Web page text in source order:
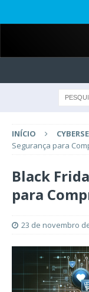
INÍCIO
Segurança para
Black
para
23 de novembro